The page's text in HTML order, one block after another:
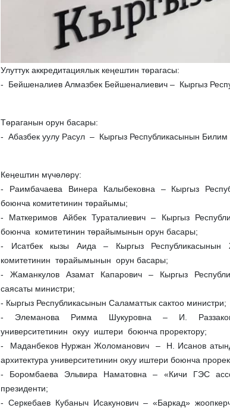
Улуттук аккредитациялык кеңештин тɵрагасы:
- Бейшеналиев Алмазбек Бейшеналиевич – Кыргыз
Төраганын орун басары:
- Абазбек уулу Расул – Кыргыз Республикасынын
Кеӊештин мүчөлөрү:
- Раимбачаева Винера Калыбековна – Кыргыз
боюнча комитетинин төрайымы;
- Маткеримов Айбек Тураталиевич – Кыргыз
боюнча комитетинин төрайымынын орун басары;
- Исатбек кызы Аида – Кыргыз Республикасынын
комитетинин төрайымынын орун басары;
- Жаманкулов Азамат Капарович – Кыргыз
саясаты министри;
- Кыргыз Республикасынын Саламаттык сактоо министри;
- Элеманова Римма Шукуровна – И. Раззаков
университетинин окуу иштери боюнча проректору;
- Маданбеков Нуржан Жоломанович – Н. Исанов
архитектура университетинин окуу иштери боюнча
- Боромбаева Эльвира Наматовна – «Кичи ГЭС
президенти;
- Серкебаев Кубаныч Исакунович – «Баркад»